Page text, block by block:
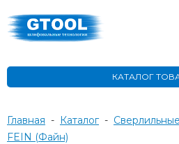
КАТАЛОГ
Главная - Каталог -
FEIN (Файн)